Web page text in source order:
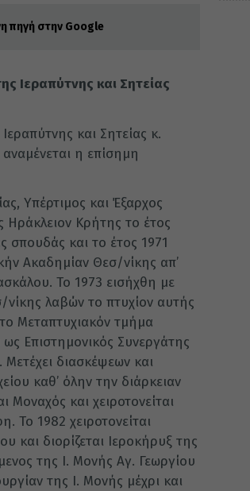
πηγή στην Google
Ιεραπύτνης και Σητείας
και Σητείας κ.
η επίσημη
Υπέρτιμος και Έξαρχος
Ηράκλειον Κρήτης το έτος
σπουδάς και το έτος 1971
Ακαδημίαν Θεσ/νίκης απ’
Το 1973 εισήχθη με
νίκης λαβών το πτυχίον αυτής
Μεταπτυχιακόν τμήμα
Επιστημονικός Συνεργάτης
Μετέχει διασκέψεων και
καθ’ όλην την διάρκειαν
και χειροτονείται
Το 1982 χειροτονείται
και διορίζεται Ιεροκήρυξ της
της Ι. Μονής Αγ. Γεωργίου
της Ι. Μονής μέχρι και